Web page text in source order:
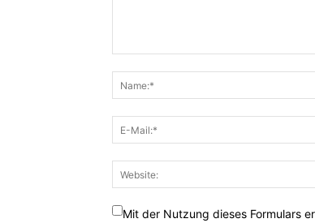
Mit der Nutzung dieses Formulars